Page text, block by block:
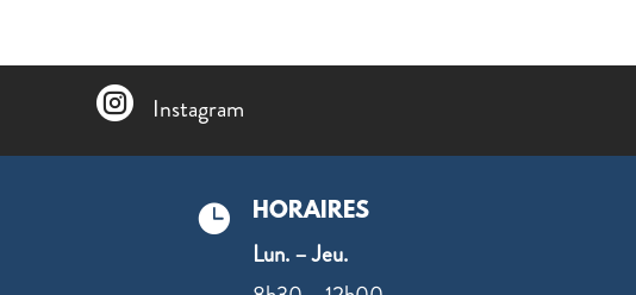
 Instagram
 HORAIRES
Lun. – Jeu.